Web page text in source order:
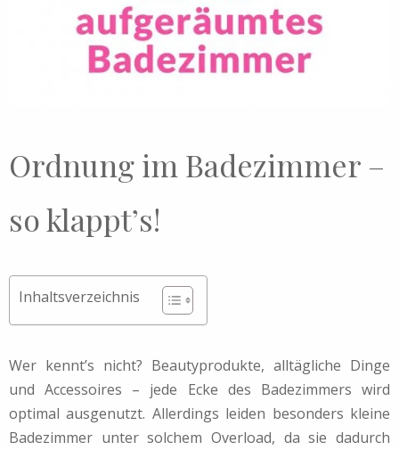
Ordnung im Badezimmer –
so klappt’s!
Inhaltsverzeichnis
Wer kennt’s nicht? Beautyprodukte, alltägliche Dinge
und Accessoires – jede Ecke des Badezimmers wird
optimal ausgenutzt. Allerdings leiden besonders kleine
Badezimmer unter solchem Overload, da sie dadurch